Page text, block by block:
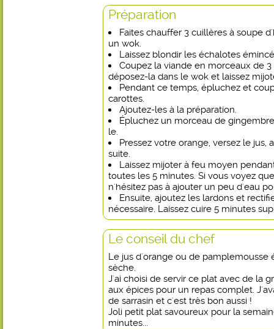
Préparation
Faites chauffer 3 cuillères à soupe
un wok.
Laissez blondir les échalotes
Coupez la viande en morceaux de
déposez-la dans le wok et laissez
Pendant ce temps, épluchez et
carottes.
Ajoutez-les à la préparation.
Épluchez un morceau de
le.
Pressez votre orange, versez le jus,
suite.
Laissez mijoter à feu moyen
toutes les 5 minutes. Si vous voyez
n'hésitez pas à ajouter un peu d'eau
Ensuite, ajoutez les lardons et
nécessaire. Laissez cuire 5 minutes
Le conseil du chef
Le jus d'orange ou de pamplemousse
sèche.
J'ai choisi de servir ce plat avec de la
aux épices pour un repas complet.
de sarrasin et c'est très bon aussi !
Joli petit plat savoureux pour la
minutes...